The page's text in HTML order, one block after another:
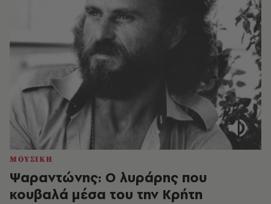
ΜΟΥΣΙΚΗ
Ψαραντώνης: Ο λυράρης που
κουβαλά μέσα του την Κρήτη